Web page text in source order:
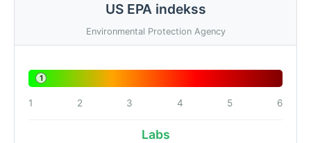
US EPA indekss
Environmental Protection Agency
1
1 2 3 4 5 6
Labs